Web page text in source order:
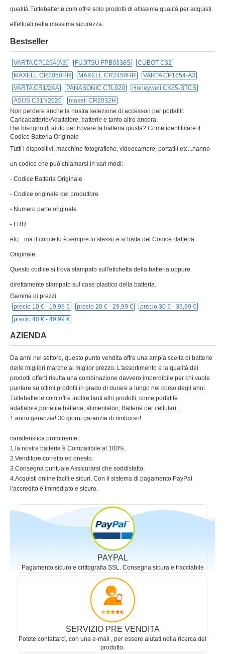
qualità.Tuttebatterie.com offre solo prodotti di altissima qualità per acquisti
effettuati nella massima sicurezza.
Bestseller
VARTA CP1254(A3) FUJITSU FPB0338S
CUBOT C32
MAXELL CR2050HR
MAXELL CR2450HR
VARTA CP1654-A3
VARTA CR1/2AA
PANASONIC CTL920
Honeywell CK65-BTCS
ASUS C31N2020
maxell CR2032H
Non perdere anche la nostra selezione di accessori per portatili:
Caricabatterie/Adattatore, batterie e tanto altro ancora.
Hai bisogno di aiuto per trovare la batteria giusta? Come identificare il
Codice Batteria Originale
Tutti i dispositivi, macchine fotografiche, videocamere, portatili etc...hanno
un codice che può chiamarsi in vari modi:
- Codice Batteria Originale
- Codice originale del produttore
- Numero parte originale
- FRU
etc... ma il concetto è sempre lo stesso e si tratta del Codice Batteria
Originale.
Questo codice si trova stampato sull'etichetta della batteria oppure
direttamente stampato sul case plastico della batteria.
Gamma di prezzi
precio 10 € - 19,99 € precio 20 € - 29,99 € precio 30 € - 39,99 €
precio 40 € - 49,99 €
AZIENDA
Da anni nel settore, questo punto vendita offre una ampia scelta di batterie
delle migliori marche al miglior prezzo. L'assortimento e la qualità dei
prodotti offerti risulta una combinazione davvero imperdibile per chi vuole
puntare su ottimi prodotti in grado di durare a lungo nel corso degli anni.
Tuttebatterie.com offre inoltre tanti altri prodotti, come portatile
adattatore,portatile batteria, alimentatori, Batterie per cellulari.
1 anno garanzia! 30 giorni garanzia di rimborso!
caratteristica prominente:
1.la nostra batteria è Compatibile al 100%.
2.Venditore corretto ed onesto.
3.Consegna puntuale Assicurarsi che soddisfatto.
4.Acquisti online facili e sicuri. Con il sistema di pagamento PayPal
l’accredito è immediato e sicuro.
PAYPAL
Pagamento sicuro e crittografia SSL. Consegna sicura e tracciabile
SERVIZIO PRE VENDITA
Potete contattarci, con una e-mail , per essere aiutati nella ricerca del
prodotto.